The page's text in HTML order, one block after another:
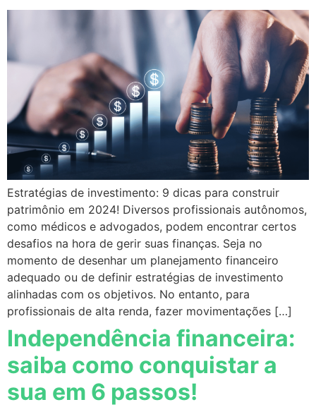
Estratégias de investimento: 9 dicas para construir
patrimônio em 2024! Diversos profissionais autônomos,
como médicos e advogados, podem encontrar certos
desafios na hora de gerir suas finanças. Seja no
momento de desenhar um planejamento financeiro
adequado ou de definir estratégias de investimento
alinhadas com os objetivos. No entanto, para
profissionais de alta renda, fazer movimentações […]
Independência financeira:
saiba como conquistar a
sua em 6 passos!